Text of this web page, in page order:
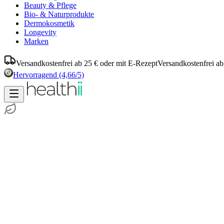
Beauty & Pflege
Bio- & Naturprodukte
Dermokosmetik
Longevity
Marken
Versandkostenfrei ab 25 € oder mit E-RezeptVersandkostenfrei
Hervorragend (4,66/5)